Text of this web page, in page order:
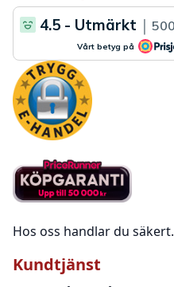
Hos oss handlar du säkert.
Kundtjänst